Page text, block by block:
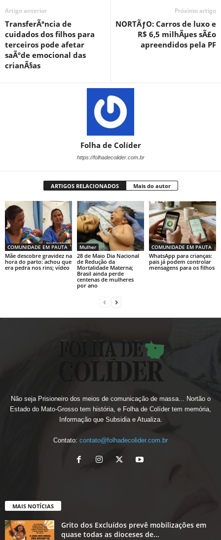
Artigo anterior
TransferÃªncia de
cuidados dos filhos para
terceiros pode afetar
saÃºde emocional das
crianÃ§as
Próximo artigo
NORTÃƒO: Carros de luxo e
R$ 6,5 milhÃµes sÃ£o
apreendidos pela PF
Folha de Colíder
https://folhadecolider.com.br
ARTIGOS RELACIONADOS Mais do autor
COMUNIDADE EM PAUTA
Mãe descobre gravidez na
hora do parto: achou que
era pedra nos rins; vídeo
Mulher
28 de Maio Dia Nacional
de Redução da
Mortalidade Materna;
Brasil ainda perde
centenas de mulheres
por ano
COMUNIDADE EM PAUTA
WhatsApp para crianças:
pais já podem controlar
mensagens para os filhos
Não seja Prisioneiro dos meios de comunicação de massa... Nortão o
Estado do Mato-Grosso tem história, e Folha de Colíder tem memória,
Informação que Subsidia e Atualiza.
Contato: contato@folhadecolider.com.br
MAIS NOTÍCIAS
Grito dos Excluídos prevê mobilizações em
quase todas as dioceses de...